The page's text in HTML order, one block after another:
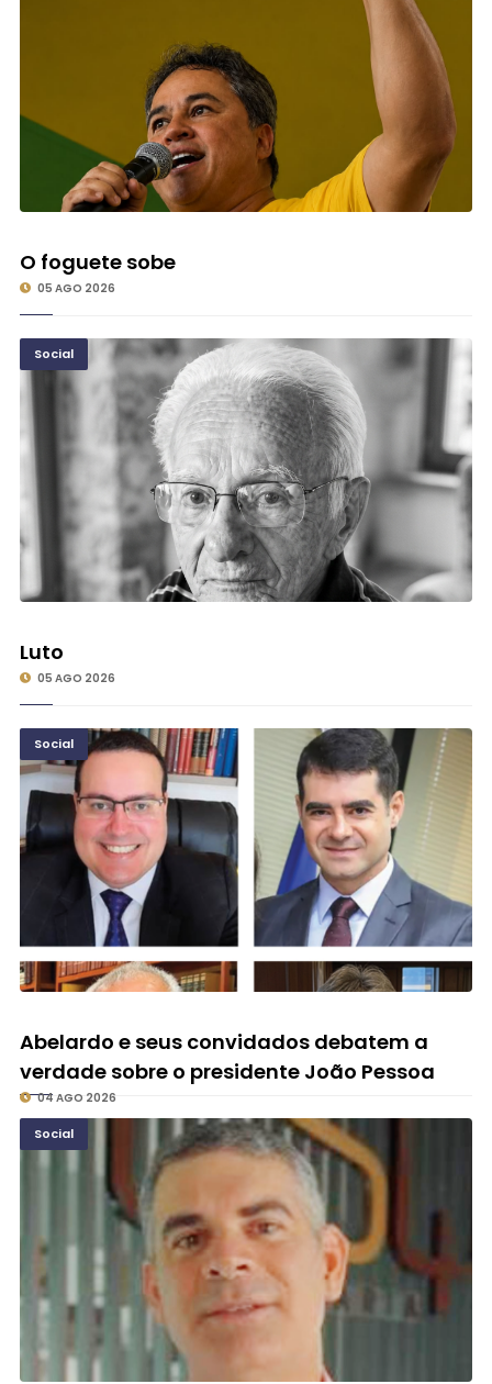
O foguete sobe
05 AGO 2026
Social
Luto
05 AGO 2026
Social
Abelardo e seus convidados debatem a
verdade sobre o presidente João Pessoa
04 AGO 2026
Social